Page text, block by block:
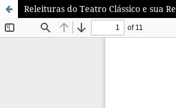
Releituras do Teatro Clássico e sua